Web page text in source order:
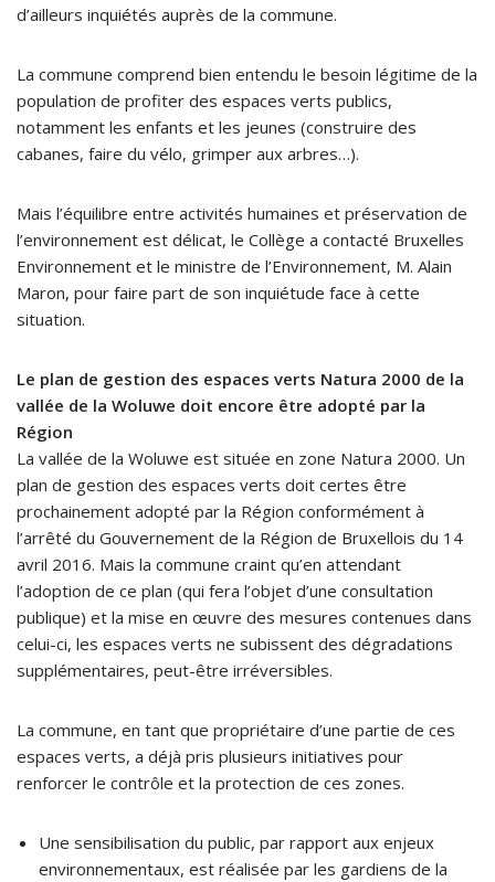
d’ailleurs inquiétés auprès de la commune.
La commune comprend bien entendu le besoin légitime de la
population de profiter des espaces verts publics,
notamment les enfants et les jeunes (construire des
cabanes, faire du vélo, grimper aux arbres…).
Mais l’équilibre entre activités humaines et préservation de
l’environnement est délicat, le Collège a contacté Bruxelles
Environnement et le ministre de l’Environnement, M. Alain
Maron, pour faire part de son inquiétude face à cette
situation.
Le plan de gestion des espaces verts Natura 2000 de la
vallée de la Woluwe doit encore être adopté par la
Région
La vallée de la Woluwe est située en zone Natura 2000. Un
plan de gestion des espaces verts doit certes être
prochainement adopté par la Région conformément à
l’arrêté du Gouvernement de la Région de Bruxellois du 14
avril 2016. Mais la commune craint qu’en attendant
l’adoption de ce plan (qui fera l’objet d’une consultation
publique) et la mise en œuvre des mesures contenues dans
celui-ci, les espaces verts ne subissent des dégradations
supplémentaires, peut-être irréversibles.
La commune, en tant que propriétaire d’une partie de ces
espaces verts, a déjà pris plusieurs initiatives pour
renforcer le contrôle et la protection de ces zones.
Une sensibilisation du public, par rapport aux enjeux
environnementaux, est réalisée par les gardiens de la